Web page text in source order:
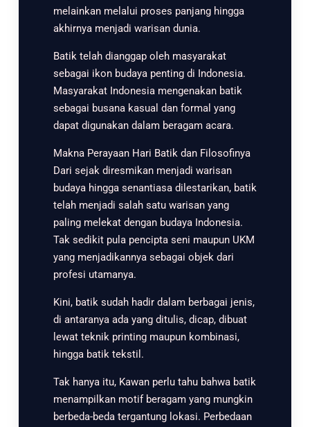
melainkan melalui proses panjang hingga
akhirnya menjadi warisan dunia.
Batik telah dianggap oleh masyarakat
sebagai ikon budaya penting di Indonesia.
Masyarakat Indonesia mengenakan batik
sebagai busana kasual dan formal yang
dapat digunakan dalam beragam acara.
Makna Perayaan Hari Batik dan Filosofinya
Dari sejak diresmikan menjadi warisan
budaya hingga senantiasa dilestarikan, batik
telah menjadi salah satu warisan yang
paling melekat dengan budaya Indonesia.
Tak sedikit pula pencipta seni maupun UKM
yang menjadikannya sebagai objek dari
profesi utamanya.
Kini, batik sudah hadir dalam berbagai jenis,
di antaranya ada yang ditulis, dicap, dibuat
lewat teknik printing maupun kombinasi,
hingga batik tekstil.
Tak hanya itu, Kawan perlu tahu bahwa batik
menampilkan motif beragam yang mungkin
berbeda-beda tergantung lokasi. Perbedaan